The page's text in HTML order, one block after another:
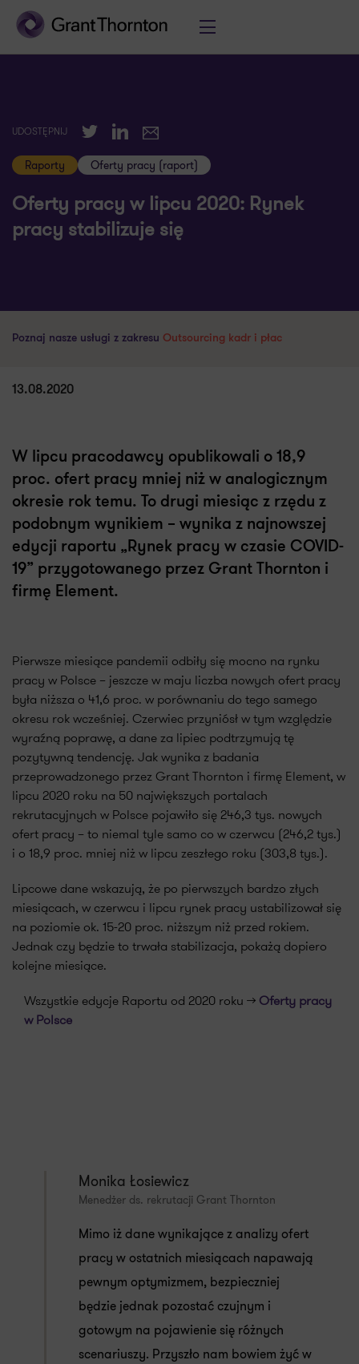
UDOSTĘPNIJ TwitterLinkedIn
E-mail
Raporty Oferty pracy (raport)
Oferty pracy w lipcu 2020: Rynek
pracy stabilizuje się
Poznaj nasze usługi z zakresu Outsourcing kadr i płac
13.08.2020
W lipcu pracodawcy opublikowali o 18,9
proc. ofert pracy mniej niż w analogicznym
okresie rok temu. To drugi miesiąc z rzędu z
podobnym wynikiem – wynika z najnowszej
edycji raportu „Rynek pracy w czasie COVID-
19” przygotowanego przez Grant Thornton i
firmę Element.
Pierwsze miesiące pandemii odbiły się mocno na rynku
pracy w Polsce – jeszcze w maju liczba nowych ofert pracy
była niższa o 41,6 proc. w porównaniu do tego samego
okresu rok wcześniej. Czerwiec przyniósł w tym względzie
wyraźną poprawę, a dane za lipiec podtrzymują tę
pozytywną tendencję. Jak wynika z badania
przeprowadzonego przez Grant Thornton i firmę Element, w
lipcu 2020 roku na 50 największych portalach
rekrutacyjnych w Polsce pojawiło się 246,3 tys. nowych
ofert pracy – to niemal tyle samo co w czerwcu (246,2 tys.)
i o 18,9 proc. mniej niż w lipcu zeszłego roku (303,8 tys.).
Lipcowe dane wskazują, że po pierwszych bardzo złych
miesiącach, w czerwcu i lipcu rynek pracy ustabilizował się
na poziomie ok. 15-20 proc. niższym niż przed rokiem.
Jednak czy będzie to trwała stabilizacja, pokażą dopiero
kolejne miesiące.
Wszystkie edycje Raportu od 2020 roku >> Oferty pracy
w Polsce
Monika Łosiewicz
Menedżer ds. rekrutacji Grant Thornton
Mimo iż dane wynikające z analizy ofert
pracy w ostatnich miesiącach napawają
pewnym optymizmem, bezpieczniej
będzie jednak pozostać czujnym i
gotowym na pojawienie się różnych
scenariuszy. Przyszło nam bowiem żyć w